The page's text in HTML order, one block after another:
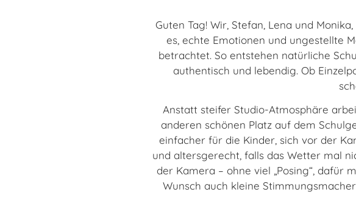
Guten Tag! Wir, Stefan, Lena und
es, echte Emotionen und ungestellte
betrachtet. So entstehen natürliche
authentisch und lebendig. Ob
Anstatt steifer Studio-Atmosphäre
anderen schönen Platz auf dem
einfacher für die Kinder, sich vor der
und altersgerecht, falls das Wetter mal
der Kamera – ohne viel „Posing“, dafür
Wunsch auch kleine